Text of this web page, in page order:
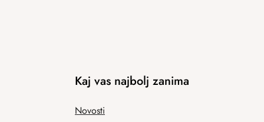
Kaj vas najbolj zanima
Novosti